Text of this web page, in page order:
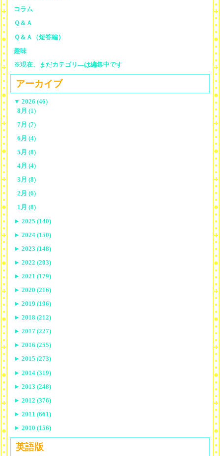
コラム
Ｑ＆Ａ
Ｑ＆Ａ（短答編）
趣味
※現在、まだカテゴリ—は編集中です
アーカイブ
▼ 2026 (46)
8月 (1)
7月 (7)
6月 (4)
5月 (8)
4月 (4)
3月 (8)
2月 (6)
1月 (8)
► 2025 (140)
► 2024 (150)
► 2023 (148)
► 2022 (203)
► 2021 (179)
► 2020 (216)
► 2019 (196)
► 2018 (212)
► 2017 (227)
► 2016 (255)
► 2015 (273)
► 2014 (319)
► 2013 (248)
► 2012 (376)
► 2011 (661)
► 2010 (156)
英語版